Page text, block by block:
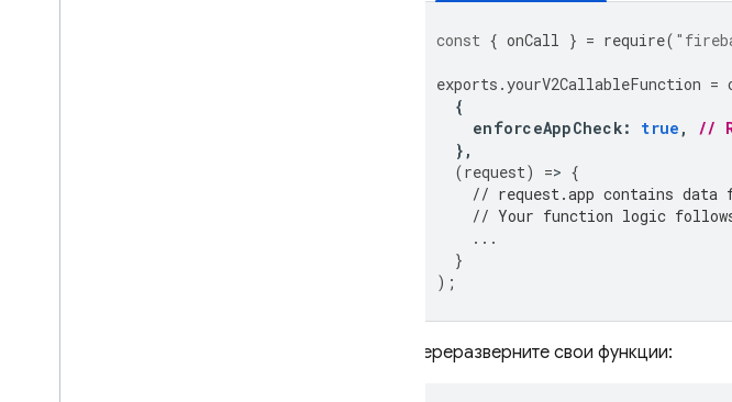
const { onCall } = require(
exports .yourV2CallableFunction =
{
enforceAppCheck: true ,
//
},
(request) => {
// request.app contains data
// Your function logic
...
}
);
Переразверните свои функции: